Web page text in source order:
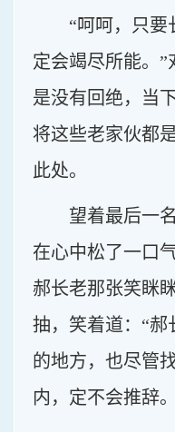
“呵呵，只要
定会竭尽所能。
是没有回绝，当
将这些老家伙都
此处。
望着最后一
在心中松了一口
郝长老那张笑眯
抽，笑着道：“
的地方，也尽管
内，定不会推辞